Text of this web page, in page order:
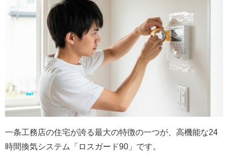
一条工務店の住宅が誇る最大の特徴の一つが、高機能な24
時間換気システム「ロスガード90」です。